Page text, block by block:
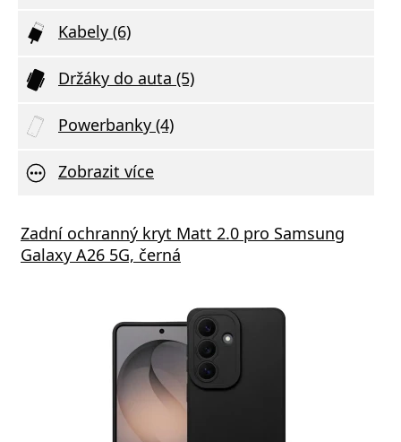
Kabely (6)
Držáky do auta (5)
Powerbanky (4)
Zobrazit více
Zadní ochranný kryt Matt 2.0 pro Samsung
Galaxy A26 5G, černá